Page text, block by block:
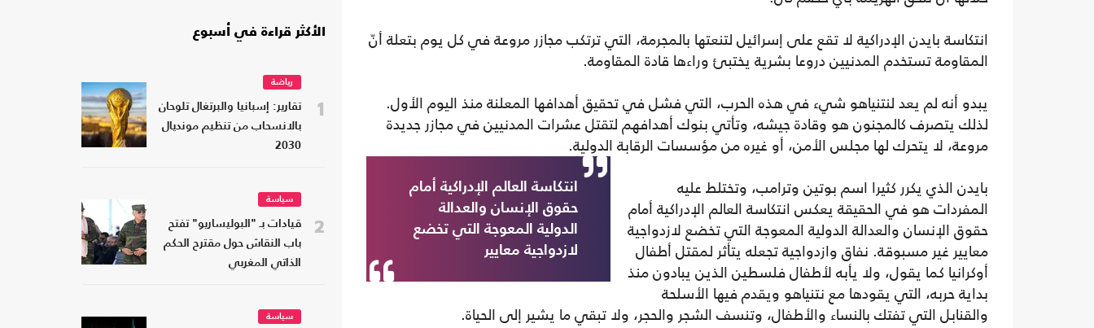
انتكاسة بايدن الإدراكية لا تقع على إسرائيل لتنعتها بالمجرمة، التي ترتكب مجازر مروعة في كل يوم بتعلة أنّ
المقاومة تستخدم المدنيين دروعا بشرية يختبئ وراءها قادة المقاومة.
يبدو أنه لم يعد لنتنياهو شيء في هذه الحرب، التي فشل في تحقيق أهدافها المعلنة منذ اليوم الأول.
لذلك يتصرف كالمجنون هو وقادة جيشه، وتأتي بنوك أهدافهم لتقتل عشرات المدنيين في مجازر جديدة
مروعة، لا يتحرك لها مجلس الأمن، أو غيره من مؤسسات الرقابة الدولية.
انتكاسة العالم الإدراكية أمام
حقوق الإنسان والعدالة
الدولية المعوجة التي تخضع
لازدواجية معايير
بايدن الذي يكرر كثيرا اسم بوتين وترامب، وتختلط عليه
المفردات هو في الحقيقة يعكس انتكاسة العالم الإدراكية أمام
حقوق الإنسان والعدالة الدولية المعوجة التي تخضع لازدواجية
معايير غير مسبوقة. نفاق وازدواجية تجعله يتأثر لمقتل أطفال
أوكرانيا كما يقول، ولا يأبه لأطفال فلسطين الذين يبادون منذ
بداية حربه، التي يقودها مع نتنياهو ويقدم فيها الأسلحة
والقنابل التي تفتك بالنساء والأطفال، وتنسف الشجر والحجر، ولا تبقي ما يشير إلى الحياة.
الأكثر قراءة في أسبوع
1
رياضة
تقارير: إسبانيا والبرتغال تلوحان
بالانسحاب من تنظيم مونديال
2030
2
سياسة
قيادات بـ "البوليساريو" تفتح
باب النقاش حول مقترح الحكم
الذاتي المغربي
سياسة